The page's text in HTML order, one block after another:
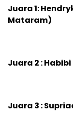
‎Juara 1:
Mataram)
‎Juara 2 :
‎Juara 3 :